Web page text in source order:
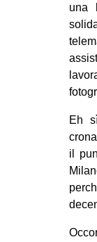
una
Eh
il